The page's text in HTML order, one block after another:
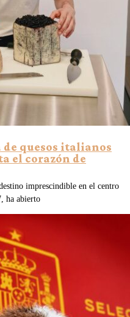
quesos italianos
el corazón de
imprescindible en el centro
ha abierto